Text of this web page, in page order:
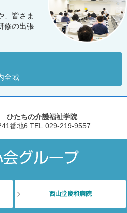
、皆さま
修の出張
全域
ひたちの介護福祉学院
番地6 TEL:029-219-9557
西山堂慶和病院